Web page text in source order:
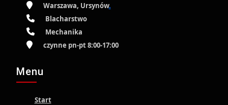
Warszawa, Ursynów.
Blacharstwo
Mechanika
czynne pn-pt 8:00-17:00
Menu
Start